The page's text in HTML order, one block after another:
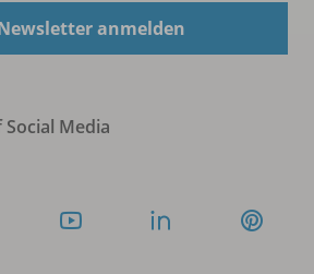
anmelden
Social Media